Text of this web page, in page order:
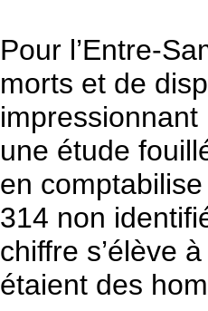
Pour l’Entre-
morts et de
impressionnant
une étude
en
314 non
chiffre s’élève
étaient des